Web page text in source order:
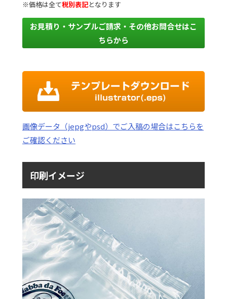
※価格は全て税別表記となります
お見積り・サンプルご請求・その他お問合せはこ
ちらから
画像データ（jepgやpsd）でご入稿の場合はこちらを
ご確認ください
印刷イメージ